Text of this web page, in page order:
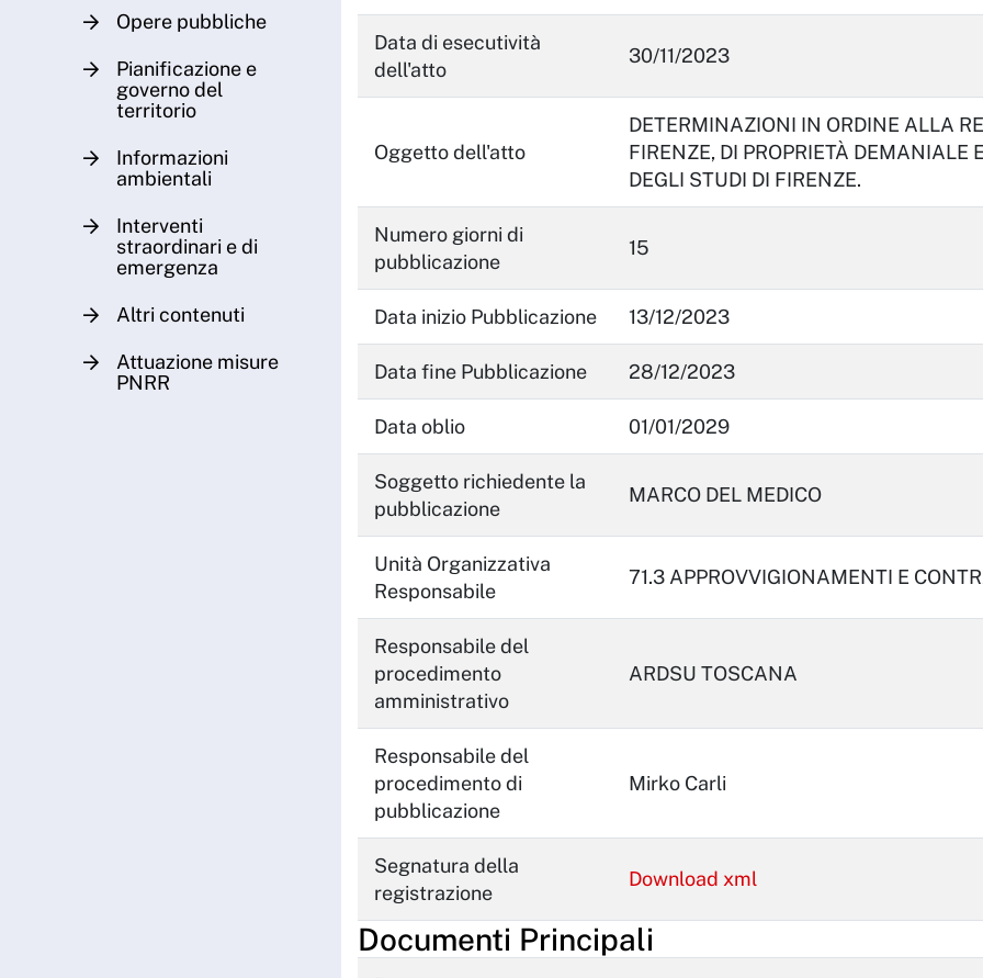
Opere pubbliche
Pianificazione e
governo del
territorio
Informazioni
ambientali
Interventi
straordinari e di
emergenza
Altri contenuti
Attuazione misure
PNRR
Data di esecutività
dell'atto
30/11/2023
Oggetto dell'atto
DETERMINAZIONI IN ORDINE ALLA
FIRENZE, DI PROPRIETÀ
DEGLI STUDI DI FIRENZE.
Numero giorni di
pubblicazione
15
Data inizio Pubblicazione 13/12/2023
Data fine Pubblicazione 28/12/2023
Data oblio 01/01/2029
Soggetto richiedente la
pubblicazione
MARCO DEL MEDICO
Unità Organizzativa
Responsabile
71.3 APPROVVIGIONAMENTI E
Responsabile del
procedimento
amministrativo
ARDSU TOSCANA
Responsabile del
procedimento di
pubblicazione
Mirko Carli
Segnatura della
registrazione
Download xml
Documenti Principali